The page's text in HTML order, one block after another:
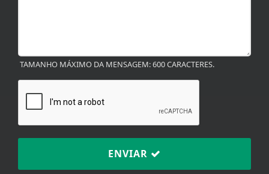
TAMANHO MÁXIMO DA MENSAGEM: 600 CARACTERES.
ENVIAR